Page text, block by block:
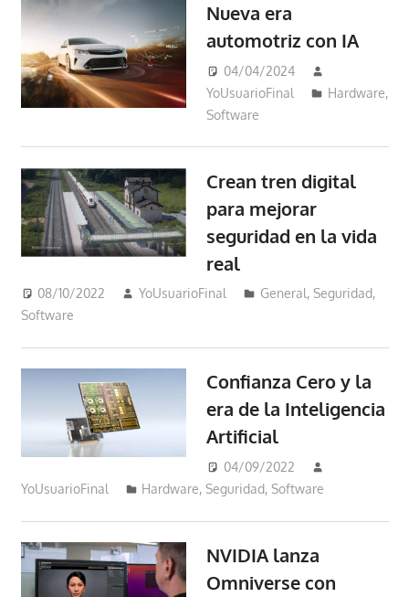
Nueva era
automotriz con IA
04/04/2024
YoUsuarioFinal
Hardware,
Software
Crean tren digital
para mejorar
seguridad en la vida
real
08/10/2022 YoUsuarioFinal General,Seguridad,
Software
Confianza Cero y la
era de la Inteligencia
Artificial
04/09/2022
YoUsuarioFinal
Hardware,Seguridad,Software
NVIDIA lanza
Omniverse con